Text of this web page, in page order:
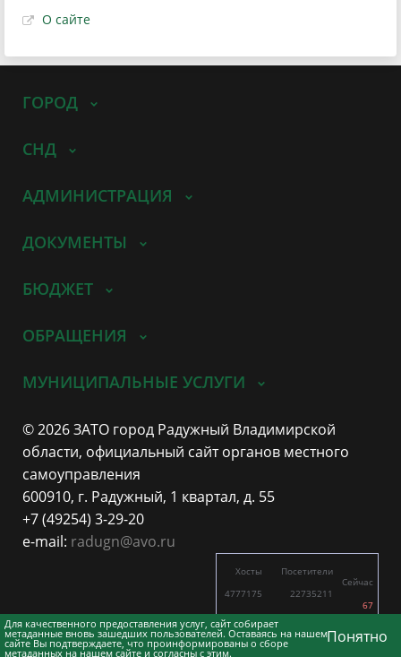
О сайте
Для качественного предоставления услуг, сайт собирает
метаданные вновь зашедших пользователей. Оставаясь на нашем
сайте Вы подтверждаете, что проинформированы о сборе
метаданных на нашем сайте и согласны с этим.
Понятно
ГОРОД
СНД
АДМИНИСТРАЦИЯ
ДОКУМЕНТЫ
БЮДЖЕТ
ОБРАЩЕНИЯ
МУНИЦИПАЛЬНЫЕ УСЛУГИ
© 2026 ЗАТО город Радужный Владимирской
области, официальный сайт органов местного
самоуправления
600910, г. Радужный, 1 квартал, д. 55
+7 (49254) 3-29-20
e-mail: radugn@avo.ru
Хосты
4777175
3203
Посетители
22735211
8201
Сейчас
67